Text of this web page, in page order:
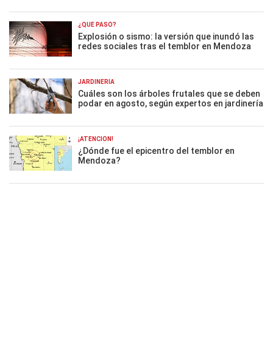
¿QUÉ PASÓ?
Explosión o sismo: la versión que inundó las
redes sociales tras el temblor en Mendoza
JARDINERÍA
Cuáles son los árboles frutales que se deben
podar en agosto, según expertos en jardinería
¡ATENCIÓN!
¿Dónde fue el epicentro del temblor en
Mendoza?